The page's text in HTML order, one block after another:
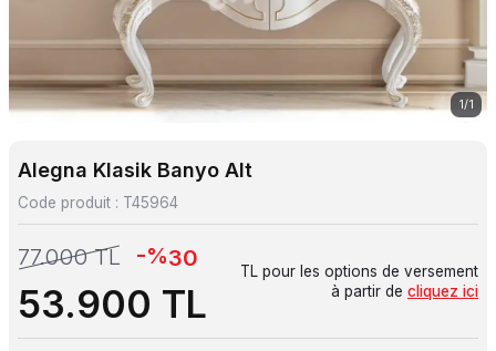
1/1
Alegna Klasik Banyo Alt
Code produit : T45964
77.000TL -%30
53.900 TL
TL pour les options de versement
à partir de cliquez ici